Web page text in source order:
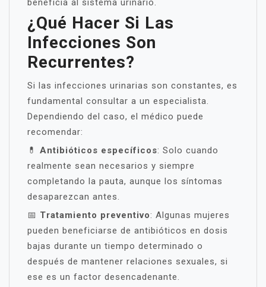
beneficia al sistema urinario.
¿Qué Hacer Si Las
Infecciones Son
Recurrentes?
Si las infecciones urinarias son constantes, es
fundamental consultar a un especialista.
Dependiendo del caso, el médico puede
recomendar:
💊 Antibióticos específicos: Solo cuando
realmente sean necesarios y siempre
completando la pauta, aunque los síntomas
desaparezcan antes.
📅 Tratamiento preventivo: Algunas mujeres
pueden beneficiarse de antibióticos en dosis
bajas durante un tiempo determinado o
después de mantener relaciones sexuales, si
ese es un factor desencadenante.